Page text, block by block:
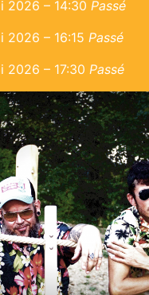
2026 – 14:30 Passé
2026 – 16:15 Passé
2026 – 17:30 Passé